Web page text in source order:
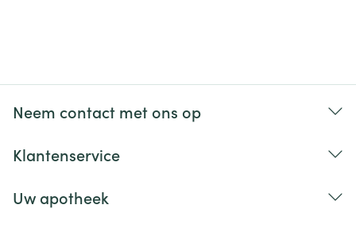
Neem contact met ons op
Klantenservice
Uw apotheek